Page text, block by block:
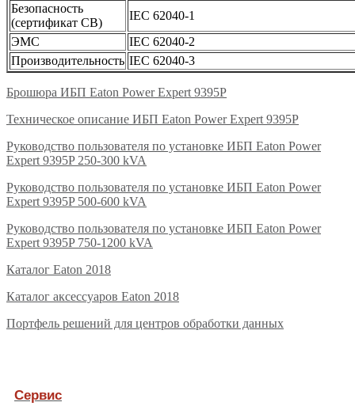
Безопасность
(сертификат CB)
IEC 62040-1
ЭМС
IEC 62040-2
Производительность IEC 62040-3
Брошюра ИБП Eaton Power Expert 9395P
Техническое описание ИБП Eaton Power Expert 9395P
Руководство пользователя по установке ИБП Eaton Power
Expert 9395P 250-300 kVA
Руководство пользователя по установке ИБП Eaton Power
Expert 9395P 500-600 kVA
Руководство пользователя по установке ИБП Eaton Power
Expert 9395P 750-1200 kVA
Каталог Eaton 2018
Каталог аксессуаров Eaton 2018
Портфель решений для центров обработки данных
Сервис